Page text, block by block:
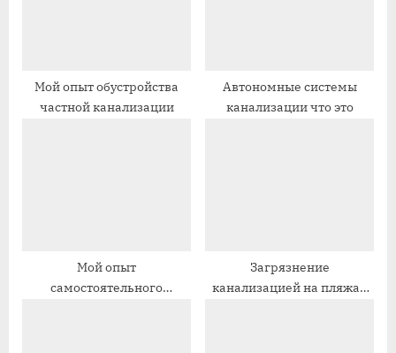
а
п
а
п
Мой опыт обустройства
частной канализации
Автономные системы
канализации что это
Мой опыт
самостоятельного
Загрязнение
канализацией на пляжах